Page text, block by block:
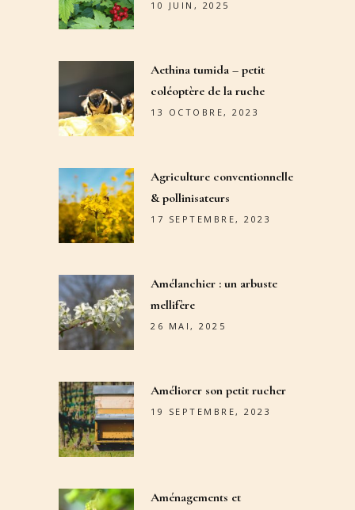
10 JUIN, 2025
Aethina tumida – petit
coléoptère de la ruche
13 OCTOBRE, 2023
Agriculture conventionnelle
& pollinisateurs
17 SEPTEMBRE, 2023
Amélanchier : un arbuste
mellifère
26 MAI, 2025
Améliorer son petit rucher
19 SEPTEMBRE, 2023
Aménagements et